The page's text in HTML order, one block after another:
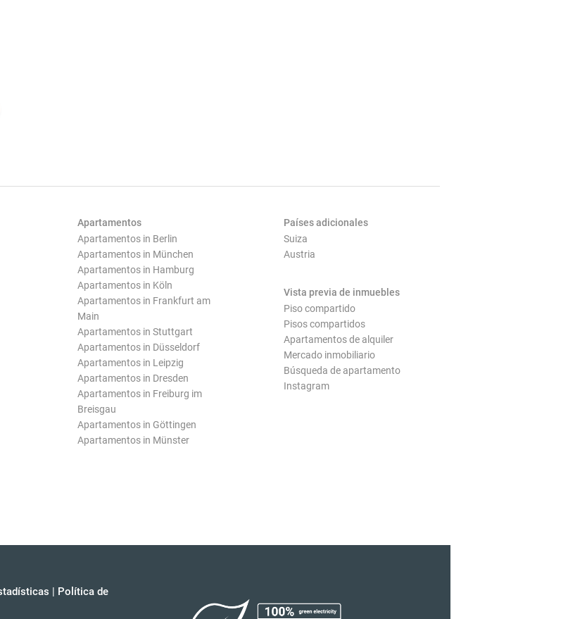
Apartamentos
Apartamentos in Berlin
Apartamentos in München
Apartamentos in Hamburg
Apartamentos in Köln
Apartamentos in Frankfurt am
Main
Apartamentos in Stuttgart
Apartamentos in Düsseldorf
Apartamentos in Leipzig
Apartamentos in Dresden
Apartamentos in Freiburg im
Breisgau
Apartamentos in Göttingen
Apartamentos in Münster
Países adicionales
Suiza
Austria
Vista previa de inmuebles
Piso compartido
Pisos compartidos
Apartamentos de alquiler
Mercado inmobiliario
Búsqueda de apartamento
Instagram
| Política de